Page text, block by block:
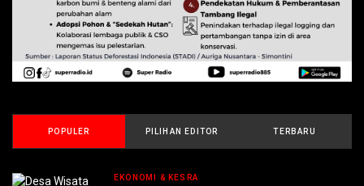
POPULER PILIHAN EDITOR TERBARU
EKONOMI & KESRA